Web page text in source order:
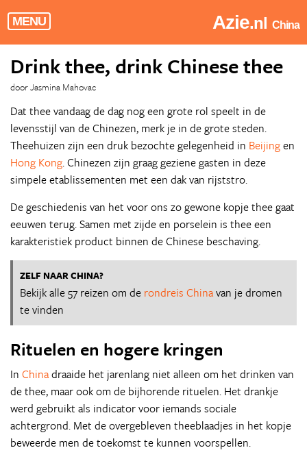
MENU Azie.nl China
Drink thee, drink Chinese thee
door Jasmina Mahovac
Dat thee vandaag de dag nog een grote rol speelt in de
levensstijl van de Chinezen, merk je in de grote steden.
Theehuizen zijn een druk bezochte gelegenheid in Beijingen
Hong Kong. Chinezen zijn graag geziene gasten in deze
simpele etablissementen met een dak van rijststro.
De geschiedenis van het voor ons zo gewone kopje thee gaat
eeuwen terug. Samen met zijde en porselein is thee een
karakteristiek product binnen de Chinese beschaving.
ZELF NAAR CHINA?
Bekijk alle 57 reizen om de rondreis Chinavan je dromen
te vinden
Rituelen en hogere kringen
In Chinadraaide het jarenlang niet alleen om het drinken van
de thee, maar ook om de bijhorende rituelen. Het drankje
werd gebruikt als indicator voor iemands sociale
achtergrond. Met de overgebleven theeblaadjes in het kopje
beweerde men de toekomst te kunnen voorspellen.